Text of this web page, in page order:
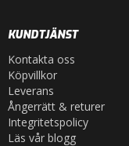
KUNDTJÄNST
Kontakta oss
Köpvillkor
Leverans
Ångerrätt & returer
Integritetspolicy
Läs vår blogg